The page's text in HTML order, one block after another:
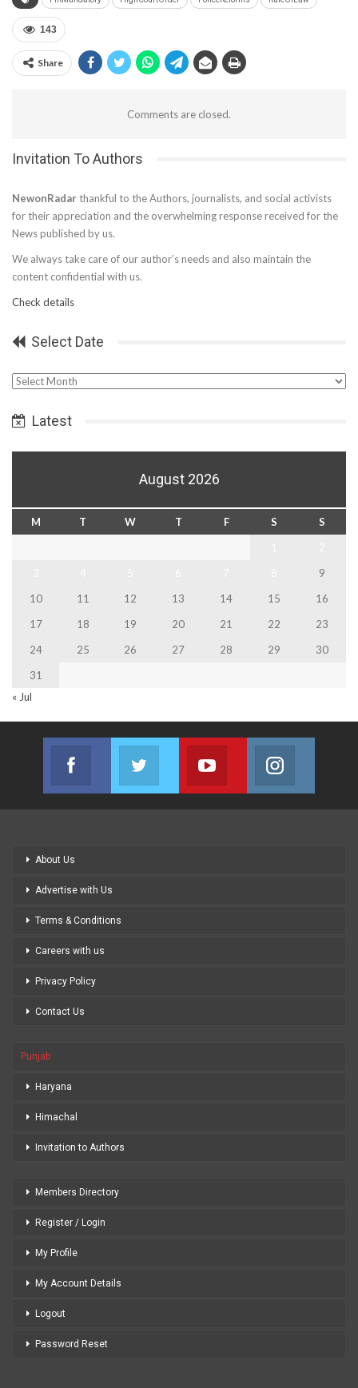
143
Share
Comments are closed.
Invitation To Authors
NewonRadar thankful to the Authors, journalists, and social activists
for their appreciation and the overwhelming response received for the
News published by us.
We always take care of our author’s needs and also maintain the
content confidential with us.
Check details
Select Date
Select
Latest
August 2026
M T W T F S
S
9
10
11 12 13 14 15
16
17
18 19 20 21 22
23
24
25 26 27 28 29
30
31
« Jul
Facebook
Join us on Facebook
Twitter
Join us on Twitter
Youtube
Join us on Youtube
About Us
Advertise with Us
Terms & Conditions
Careers with us
Privacy Policy
Contact Us
Punjab
Haryana
Himachal
Invitation to Authors
Members Directory
Register / Login
My Profile
My Account Details
Logout
Password Reset